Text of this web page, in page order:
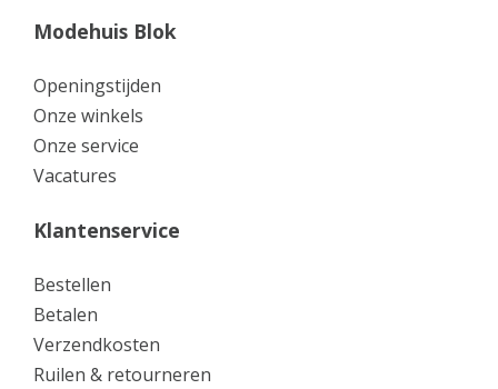
Modehuis Blok
Openingstijden
Onze winkels
Onze service
Vacatures
Klantenservice
Bestellen
Betalen
Verzendkosten
Ruilen & retourneren